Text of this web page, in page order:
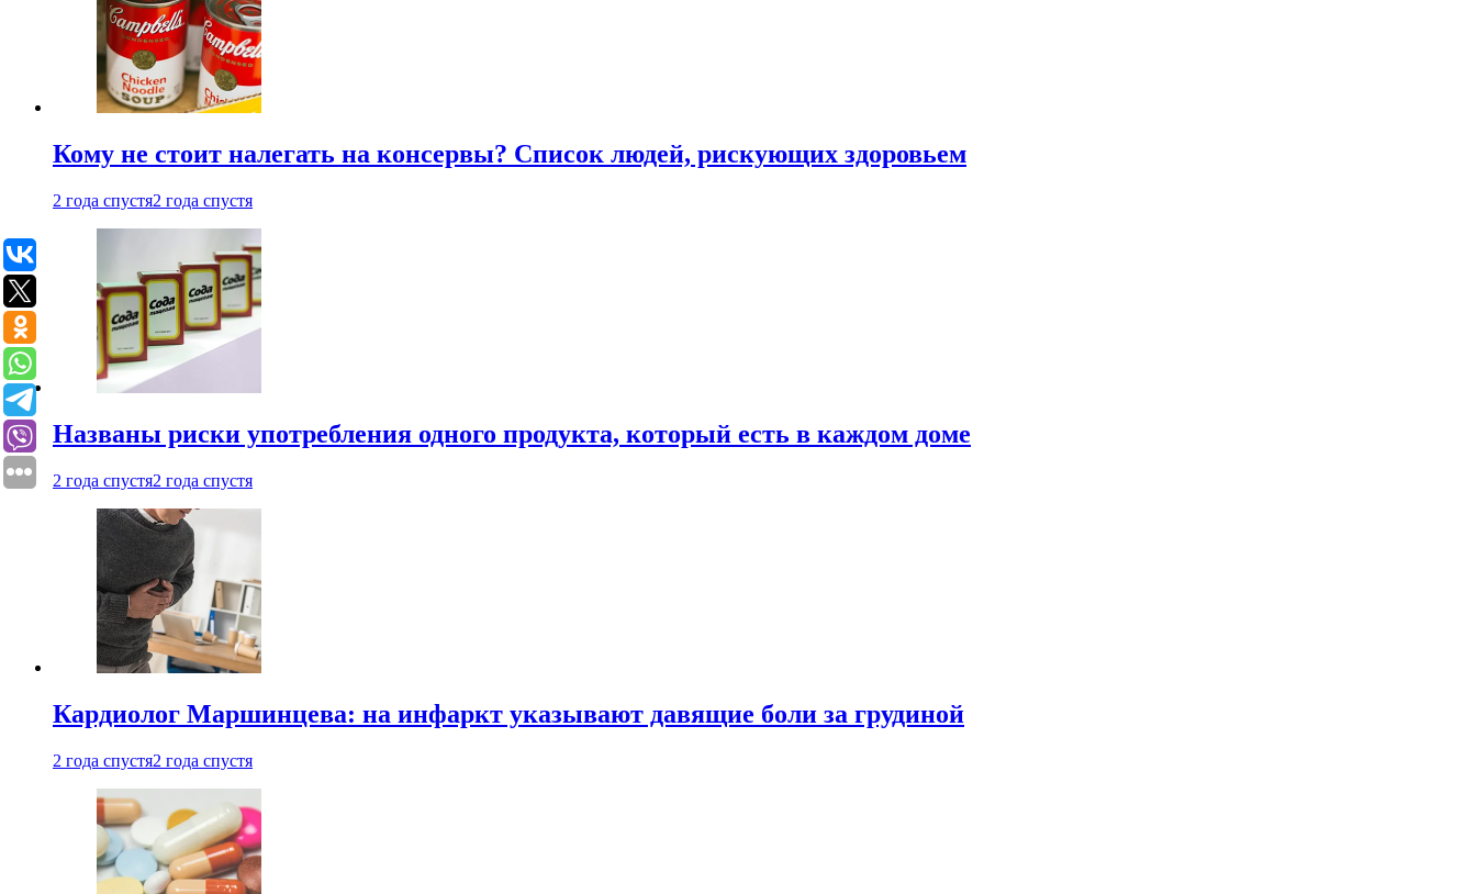
Кому не стоит налегать на консервы? Список людей, рискующих здоровьем
2 года спустя2 года спустя
Названы риски употребления одного продукта, который есть в каждом доме
2 года спустя2 года спустя
Кардиолог Маршинцева: на инфаркт указывают давящие боли за грудиной
2 года спустя2 года спустя